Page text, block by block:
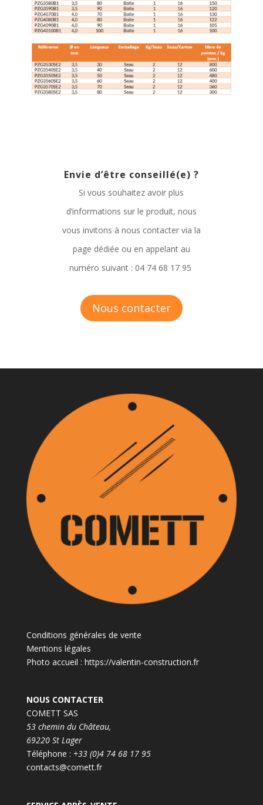
Envie d’être conseillé(e) ?
Si vous souhaitez avoir plus
d’informations sur le produit, nous
vous invitons à nous contacter via la
page dédiée ou en appelant au
numéro suivant : 04 74 68 17 95
Nous contacter
Conditions générales de vente
Mentions légales
Photo accueil : https://valentin-construction.fr
NOUS CONTACTER
COMETT SAS
53 chemin du Château,
69220 St Lager
Téléphone : +33 (0)4 74 68 17 95
contacts@comett.fr